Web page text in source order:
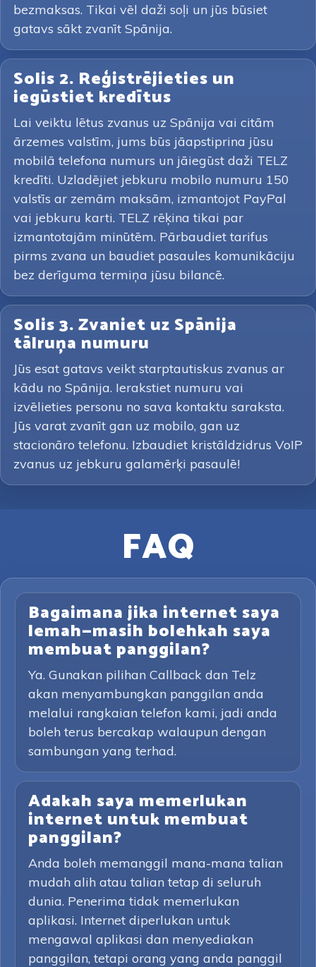
bezmaksas. Tikai vēl daži soļi un jūs būsiet
gatavs sākt zvanīt Spānija.
Solis 2. Reģistrējieties un
iegūstiet kredītus
Lai veiktu lētus zvanus uz Spānija vai citām
ārzemes valstīm, jums būs jāapstiprina jūsu
mobilā telefona numurs un jāiegūst daži TELZ
kredīti. Uzladējiet jebkuru mobilo numuru 150
valstīs ar zemām maksām, izmantojot PayPal
vai jebkuru karti. TELZ rēķina tikai par
izmantotajām minūtēm. Pārbaudiet tarifus
pirms zvana un baudiet pasaules komunikāciju
bez derīguma termiņa jūsu bilancē.
Solis 3. Zvaniet uz Spānija
tālruņa numuru
Jūs esat gatavs veikt starptautiskus zvanus ar
kādu no Spānija. Ierakstiet numuru vai
izvēlieties personu no sava kontaktu saraksta.
Jūs varat zvanīt gan uz mobilo, gan uz
stacionāro telefonu. Izbaudiet kristāldzidrus VoIP
zvanus uz jebkuru galamērķi pasaulē!
FAQ
Bagaimana jika internet saya
lemah—masih bolehkah saya
membuat panggilan?
Ya. Gunakan pilihan Callback dan Telz
akan menyambungkan panggilan anda
melalui rangkaian telefon kami, jadi anda
boleh terus bercakap walaupun dengan
sambungan yang terhad.
Adakah saya memerlukan
internet untuk membuat
panggilan?
Anda boleh memanggil mana-mana talian
mudah alih atau talian tetap di seluruh
dunia. Penerima tidak memerlukan
aplikasi. Internet diperlukan untuk
mengawal aplikasi dan menyediakan
panggilan, tetapi orang yang anda panggil